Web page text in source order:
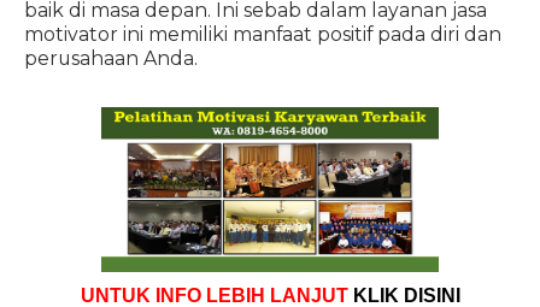
baik di masa depan. Ini sebab dalam layanan jasa
motivator ini memiliki manfaat positif pada diri dan
perusahaan Anda.
UNTUK INFO LEBIH LANJUT KLIK DISINI